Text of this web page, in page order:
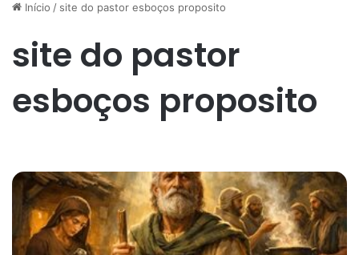
Início / site do pastor esboços proposito
site do pastor
esboços proposito